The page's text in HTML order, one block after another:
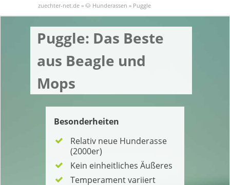
zuechter-net.de » 🐶 Hunderassen » Puggle
Puggle: Das Beste
aus Beagle und
Mops
Besonderheiten
Relativ neue Hunderasse
(2000er)
Kein einheitliches Äußeres
Temperament variiert